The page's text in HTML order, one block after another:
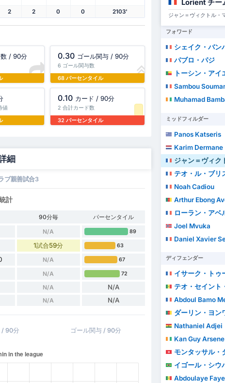
2 2 0 0 2103'
/ 90分 0.30 ゴール関与 / 90分
6 ゴール関与数
68 パーセンタイル
値
0.10 カード / 90分
2 合計カード数
32 パーセンタイル
細
ブ親善試合3
計
90分毎
パーセンタイル
N/A 89
1試合59分 63
N/A 67
N/A 72
N/A N/A
N/A N/A
/ 90分 ゴール関与 / 90分
Lorient チー
ジャン＝ヴィクトル・
フォワード
シェイク・バンバ・デ
パブロ・パジ
トーシン・アイ
Sambou
Muhamad
ミッドフィルダー
Panos Katseris
Karim Dermane
ジャン＝ヴィクトル・マ
テオ・ル・ブリ
Noah Cadiou
Arthur Ebong
ローラン・アベ
Joel Mvuka
Daniel Xavier
ディフェンダー
イサーク・トゥ
テオ・セイント・リ
Abdoul Bamo
ダーリン・ヨン
Nathaniel Adjei
Kan Guy Arsene
モンタッサル・
イゴール・シウバ・デ・アウ
Abdoulaye Faye